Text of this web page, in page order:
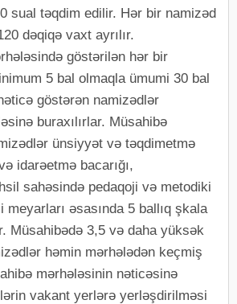
sual təqdim edilir. Hər bir namizəd
dəqiqə vaxt ayrılır.
göstərilən hər bir
5 bal olmaqla ümumi 30 bal
göstərən namizədlər
buraxılırlar. Müsahibə
ünsiyyət və təqdimetmə
idarəetmə bacarığı,
sahəsində pedaqoji və metodiki
meyarları əsasında 5 ballıq şkala
Müsahibədə 3,5 və daha yüksək
həmin mərhələdən keçmiş
mərhələsinin nəticəsinə
vakant yerlərə yerləşdirilməsi